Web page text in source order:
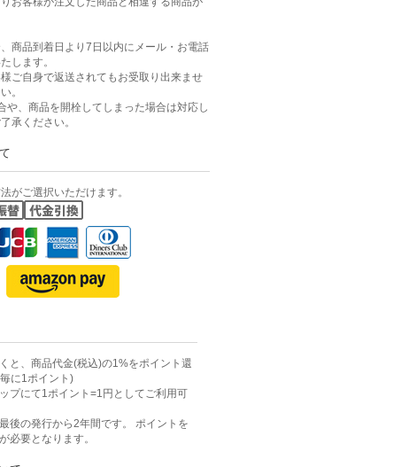
商品到着日より7日以内にメール・お電話
します。
ご自身で返送されてもお受取り出来ませ
。
や、商品を開栓してしまった場合は対応し
承ください。
がご選択いただけます。
と、商品代金(税込)の1%をポイント還
に1ポイント)
プにて1ポイント=1円としてご利用可
後の発行から2年間です。 ポイントを
必要となります。